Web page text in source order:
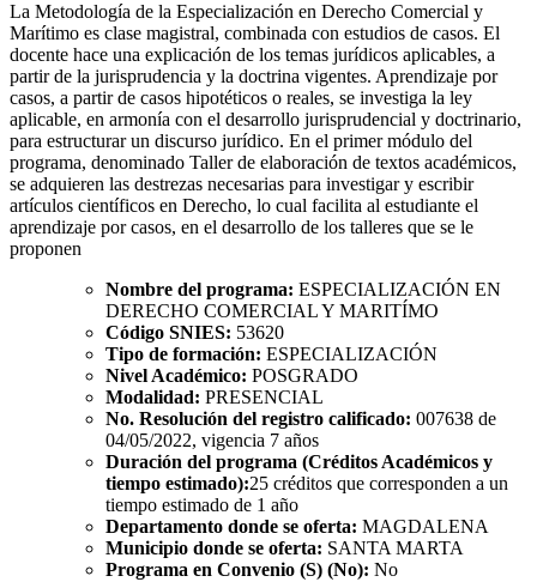
La Metodología de la Especialización en Derecho Comercial y
Marítimo es clase magistral, combinada con estudios de casos. El
docente hace una explicación de los temas jurídicos aplicables, a
partir de la jurisprudencia y la doctrina vigentes. Aprendizaje por
casos, a partir de casos hipotéticos o reales, se investiga la ley
aplicable, en armonía con el desarrollo jurisprudencial y doctrinario,
para estructurar un discurso jurídico. En el primer módulo del
programa, denominado Taller de elaboración de textos académicos,
se adquieren las destrezas necesarias para investigar y escribir
artículos científicos en Derecho, lo cual facilita al estudiante el
aprendizaje por casos, en el desarrollo de los talleres que se le
proponen
Nombre del programa: ESPECIALIZACIÓN EN
DERECHO COMERCIAL Y MARITÍMO
Código SNIES: 53620
Tipo de formación: ESPECIALIZACIÓN
Nivel Académico: POSGRADO
Modalidad: PRESENCIAL
No. Resolución del registro calificado: 007638 de
04/05/2022, vigencia 7 años
Duración del programa (Créditos Académicos y
tiempo estimado):25 créditos que corresponden a un
tiempo estimado de 1 año
Departamento donde se oferta: MAGDALENA
Municipio donde se oferta: SANTA MARTA
Programa en Convenio (S) (No): No